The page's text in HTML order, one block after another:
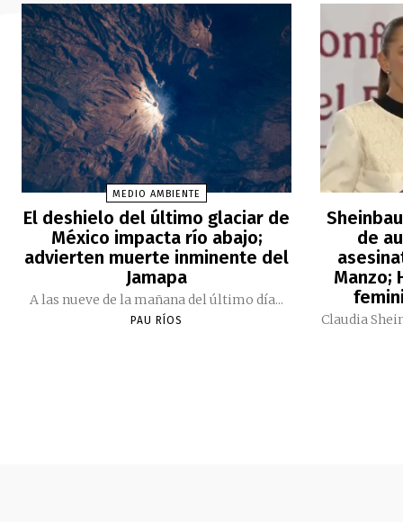
MEDIO AMBIENTE
El deshielo del último glaciar de
México impacta río abajo;
advierten muerte inminente del
Jamapa
A las nueve de la mañana del último día...
PAU RÍOS
de
Manzo;
Claudia